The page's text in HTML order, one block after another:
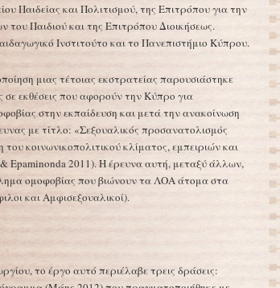
Παιδείας και Πολιτισμού, της Επιτρόπου για την
Παιδιού και της Επιτρόπου Διοικήσεως.
Ινστιτούτο και το Πανεπιστήμιο Κύπρου.
μιας τέτοιας εκστρατείας παρουσιάστηκε
εκθέσεις που αφορούν την Κύπρο για
στην εκπαίδευση και μετά την ανακοίνωση
με τίτλο: «Σεξουαλικός προσανατολισμός
κοινωνικοπολιτικού κλίματος, εμπειριών και
Epaminonda 2011). Η έρευνα αυτή, μεταξύ άλλων,
ομοφοβίας που βιώνουν τα ΛΟΑ άτομα στα
και Αμφισεξουαλικοί).
το έργο αυτό περιέλαβε τρεις δράσεις: